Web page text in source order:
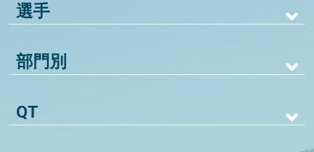
選手
部門別
QT